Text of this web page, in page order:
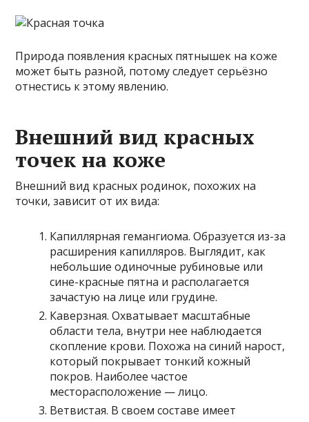
Природа появления красных пятнышек на коже
может быть разной, потому следует серьёзно
отнестись к этому явлению.
Внешний вид красных
точек на коже
Внешний вид красных родинок, похожих на
точки, зависит от их вида:
Капиллярная гемангиома. Образуется из-за
расширения капилляров. Выглядит, как
небольшие одиночные рубиновые или
сине-красные пятна и располагается
зачастую на лице или грудине.
Каверзная. Охватывает масштабные
области тела, внутри нее наблюдается
скопление крови. Похожа на синий нарост,
который покрывает тонкий кожный
покров. Наиболее частое
месторасположение — лицо.
Ветвистая. В своем составе имеет